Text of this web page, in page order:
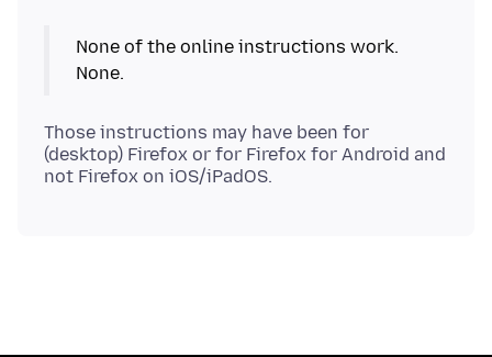
None of the online instructions work.
Those instructions may have been for
(desktop) Firefox or for Firefox for Android and